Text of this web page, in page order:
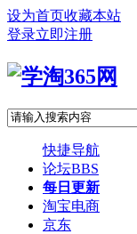
设为首页收藏本站
登录立即注册
快捷导航
论坛BBS
每日更新
淘宝电商
京东